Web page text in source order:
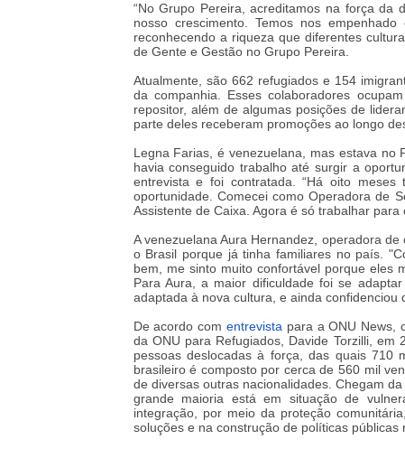
“No Grupo Pereira, acreditamos na força da
nosso crescimento. Temos nos
reconhecendo a riqueza que diferentes
de Gente e Gestão no Grupo Pereira
Atualmente, são 662 refugiados e 154
da companhia. Esses colaboradores
repositor, além de algumas posições de
parte deles receberam promoções ao longo
Legna Farias, é venezuelana, mas estava
havia conseguido trabalho até surgir a
entrevista e foi contratada. “Há oito
oportunidade. Comecei como Operadora de
Assistente de Caixa. Agora é só trabalhar
A venezuelana Aura Hernandez, operadora
o Brasil porque já tinha familiares no país.
bem, me sinto muito confortável porque eles
Para Aura, a maior dificuldade foi se
adaptada à nova cultura, e ainda confidenciou
De acordo com entrevista para a ONU News,
da ONU para Refugiados, Davide Torzilli,
pessoas deslocadas à força, das quais
brasileiro é composto por cerca de 560 mil
de diversas outras nacionalidades. Chegam
grande maioria está em situação de
integração, por meio da proteção
soluções e na construção de políticas públicas